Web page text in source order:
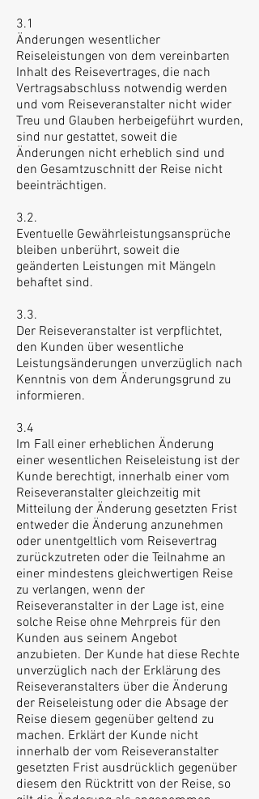
3.1
Änderungen wesentlicher
Reiseleistungen von dem vereinbarten
Inhalt des Reisevertrages, die nach
Vertragsabschluss notwendig werden
und vom Reiseveranstalter nicht wider
Treu und Glauben herbeigeführt wurden,
sind nur gestattet, soweit die
Änderungen nicht erheblich sind und
den Gesamtzuschnitt der Reise nicht
beeinträchtigen.
3.2.
Eventuelle Gewährleistungsansprüche
bleiben unberührt, soweit die
geänderten Leistungen mit Mängeln
behaftet sind.
3.3.
Der Reiseveranstalter ist verpflichtet,
den Kunden über wesentliche
Leistungsänderungen unverzüglich nach
Kenntnis von dem Änderungsgrund zu
informieren.
3.4
Im Fall einer erheblichen Änderung
einer wesentlichen Reiseleistung ist der
Kunde berechtigt, innerhalb einer vom
Reiseveranstalter gleichzeitig mit
Mitteilung der Änderung gesetzten Frist
entweder die Änderung anzunehmen
oder unentgeltlich vom Reisevertrag
zurückzutreten oder die Teilnahme an
einer mindestens gleichwertigen Reise
zu verlangen, wenn der
Reiseveranstalter in der Lage ist, eine
solche Reise ohne Mehrpreis für den
Kunden aus seinem Angebot
anzubieten. Der Kunde hat diese Rechte
unverzüglich nach der Erklärung des
Reiseveranstalters über die Änderung
der Reiseleistung oder die Absage der
Reise diesem gegenüber geltend zu
machen. Erklärt der Kunde nicht
innerhalb der vom Reiseveranstalter
gesetzten Frist ausdrücklich gegenüber
diesem den Rücktritt von der Reise, so